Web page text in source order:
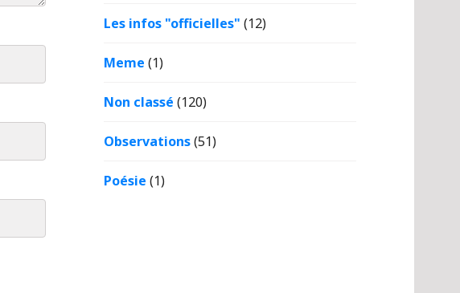
Les infos "officielles" (12)
Meme (1)
Non classé (120)
Observations(51)
Poésie (1)